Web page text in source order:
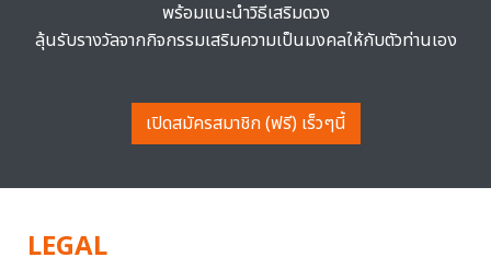
พร้อมแนะนำวิธีเสริมดวง
ลุ้นรับรางวัลจากกิจกรรมเสริมความเป็นมงคลให้กับตัวท่านเอง
เปิดสมัครสมาชิก (ฟรี) เร็วๆนี้
LEGAL